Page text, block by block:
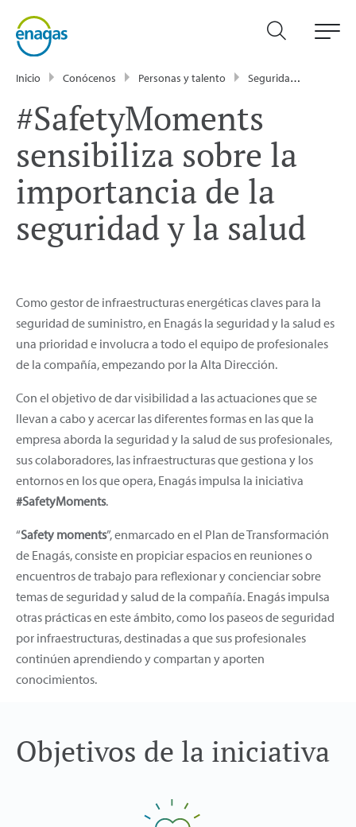
Inicio Conócenos Personas y talento Seguridad y salud
#SafetyMoments
sensibiliza sobre la
importancia de la
seguridad y la salud
Como gestor de infraestructuras energéticas claves para la
seguridad de suministro, en Enagás la seguridad y la salud es
una prioridad e involucra a todo el equipo de profesionales
de la compañía, empezando por la Alta Dirección.
Con el objetivo de dar visibilidad a las actuaciones que se
llevan a cabo y acercar las diferentes formas en las que la
empresa aborda la seguridad y la salud de sus profesionales,
sus colaboradores, las infraestructuras que gestiona y los
entornos en los que opera, Enagás impulsa la iniciativa
#SafetyMoments.
“Safety moments”, enmarcado en el Plan de Transformación
de Enagás, consiste en propiciar espacios en reuniones o
encuentros de trabajo para reflexionar y concienciar sobre
temas de seguridad y salud de la compañía. Enagás impulsa
otras prácticas en este ámbito, como los paseos de seguridad
por infraestructuras, destinadas a que sus profesionales
continúen aprendiendo y compartan y aporten
conocimientos.
Objetivos de la iniciativa